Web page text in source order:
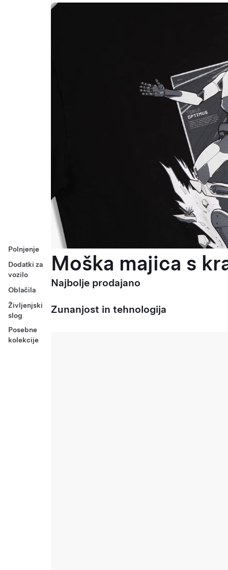
Polnjenje
Dodatki za
vozilo
Oblačila
Življenjski
slog
Posebne
kolekcije
Moška majica s
Najbolje prodajano
Zunanjost in tehnologija